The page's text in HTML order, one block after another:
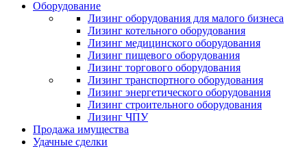
Оборудование
Лизинг оборудования для малого бизнеса
Лизинг котельного оборудования
Лизинг медицинского оборудования
Лизинг пищевого оборудования
Лизинг торгового оборудования
Лизинг транспортного оборудования
Лизинг энергетического оборудования
Лизинг строительного оборудования
Лизинг ЧПУ
Продажа имущества
Удачные сделки